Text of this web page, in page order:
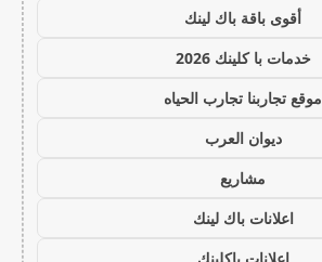
أقوى باقة باك لينك
خدمات با كلينك 2026
موقع تجاربنا تجارب الحياه
ديوان العرب
مشاريع
اعلانات باك لينك